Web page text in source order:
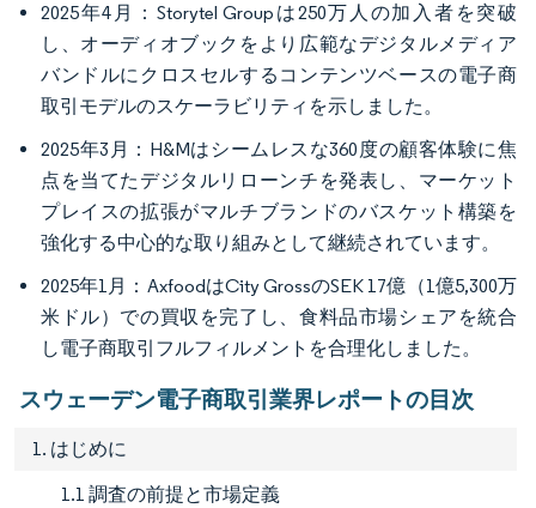
2025年4月：Storytel Groupは250万人の加入者を突破
し、オーディオブックをより広範なデジタルメディア
バンドルにクロスセルするコンテンツベースの電子商
取引モデルのスケーラビリティを示しました。
2025年3月：H&Mはシームレスな360度の顧客体験に焦
点を当てたデジタルリローンチを発表し、マーケット
プレイスの拡張がマルチブランドのバスケット構築を
強化する中心的な取り組みとして継続されています。
2025年1月：AxfoodはCity GrossのSEK 17億（1億5,300万
米ドル）での買収を完了し、食料品市場シェアを統合
し電子商取引フルフィルメントを合理化しました。
スウェーデン電子商取引業界レポートの目次
1. はじめに
1.1 調査の前提と市場定義